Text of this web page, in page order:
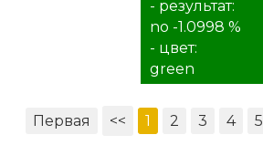
- результат:
no -1.0998 %
- цвет:
green
Первая << 1 2 3 4 5